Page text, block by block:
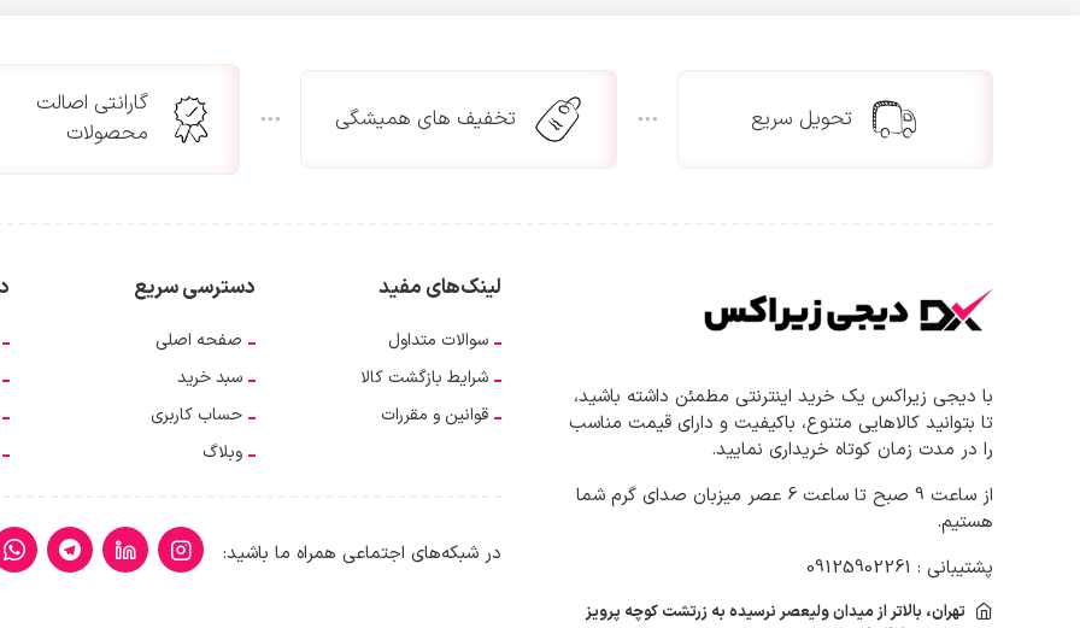
تحویل سریع تخفیف های همیشگی
گارانتی اصالت
محصولات
با دیجی زیراکس یک خرید اینترنتی مطمئن داشته باشید،
تا بتوانید کالاهایی متنوع، باکیفیت و دارای قیمت مناسب
را در مدت زمان کوتاه خریداری نمایید.
از ساعت 9 صبح تا ساعت 6 عصر میزبان صدای گرم شما
هستیم.
پشتیبانی : 09125902261
تهران، بالاتر از میدان ولیعصر نرسیده به زرتشت کوچه پرویز
لینک‌های مفید
سوالات متداول
شرایط بازگشت کالا
قوانین و مقررات
دسترسی سریع
صفحه اصلی
سبد خرید
حساب کاربری
وبلاگ
در شبکه‌های اجتماعی همراه ما باشید: